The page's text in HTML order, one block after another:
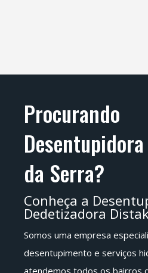
Procurando
da Serra?
Conheça a
Dedetizadora
Somos uma empresa
desentupimento e serviços